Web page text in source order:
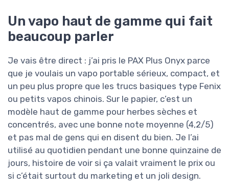
Un vapo haut de gamme qui fait
beaucoup parler
Je vais être direct : j’ai pris le PAX Plus Onyx parce
que je voulais un vapo portable sérieux, compact, et
un peu plus propre que les trucs basiques type Fenix
ou petits vapos chinois. Sur le papier, c’est un
modèle haut de gamme pour herbes sèches et
concentrés, avec une bonne note moyenne (4,2/5)
et pas mal de gens qui en disent du bien. Je l’ai
utilisé au quotidien pendant une bonne quinzaine de
jours, histoire de voir si ça valait vraiment le prix ou
si c’était surtout du marketing et un joli design.